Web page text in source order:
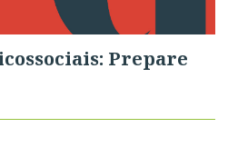
Prepare